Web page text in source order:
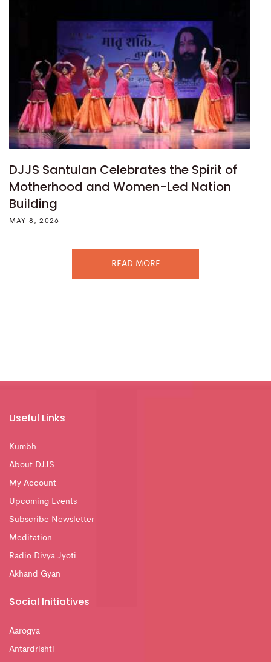
DJJS Santulan Celebrates the Spirit of
Motherhood and Women-Led Nation
Building
MAY 8, 2026
READ MORE
Useful Links
Kumbh
About DJJS
My Account
Upcoming Events
Subscribe Newsletter
Meditation
Radio Divya Jyoti
Akhand Gyan
Social Initiatives
Aarogya
Antardrishti